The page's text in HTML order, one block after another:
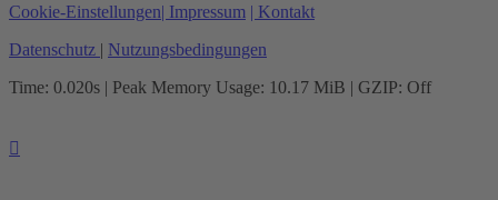
Cookie-Einstellungen| Impressum | Kontakt
Datenschutz | Nutzungsbedingungen
Time: 0.020s | Peak Memory Usage: 10.17 MiB | GZIP: Off